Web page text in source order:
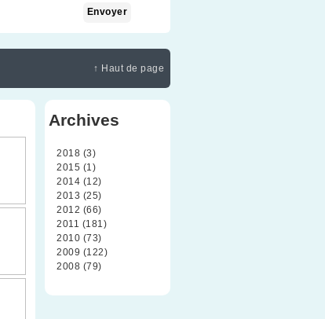
↑ Haut de page
Archives
2018 (3)
2015 (1)
2014 (12)
2013 (25)
2012 (66)
2011 (181)
2010 (73)
2009 (122)
2008 (79)